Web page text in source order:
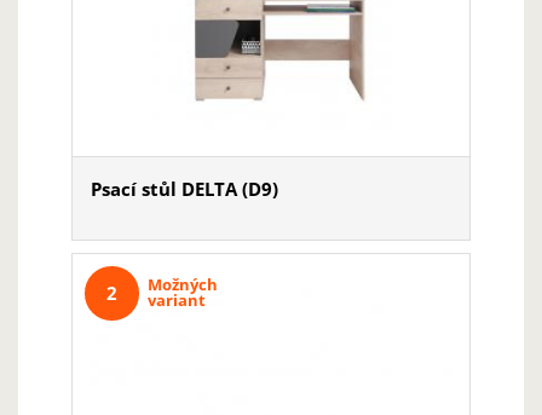
Psací stůl DELTA (D9)
Možných
variant
2